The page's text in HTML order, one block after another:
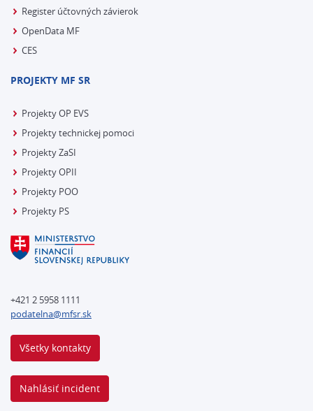
Register účtovných závierok
OpenData MF
CES
PROJEKTY MF SR
Projekty OP EVS
Projekty technickej pomoci
Projekty ZaSI
Projekty OPII
Projekty POO
Projekty PS
+421 2 5958 1111
podatelna@mfsr.sk
Všetky kontakty
Nahlásiť incident